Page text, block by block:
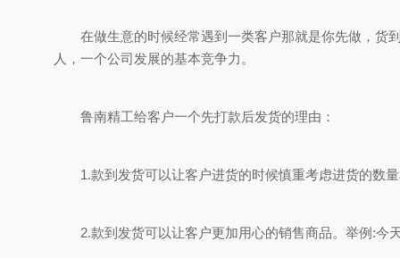
在做生意的时候经常遇到一类客户那就是你先做，货到
人，一个公司发展的基本竞争力。
鲁南精工给客户一个先打款后发货的理由：
1.款到发货可以让客户进货的时候慎重考虑进货的数量
2.款到发货可以让客户更加用心的销售商品。举例:今天